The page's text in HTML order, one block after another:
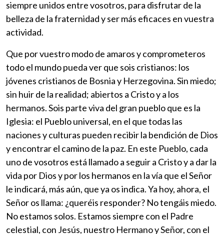
siempre unidos entre vosotros, para disfrutar de la
belleza de la fraternidad y ser más eficaces en vuestra
actividad.
Que por vuestro modo de amaros y comprometeros
todo el mundo pueda ver que sois cristianos: los
jóvenes cristianos de Bosnia y Herzegovina. Sin miedo;
sin huir de la realidad; abiertos a Cristo y a los
hermanos. Sois parte viva del gran pueblo que es la
Iglesia: el Pueblo universal, en el que todas las
naciones y culturas pueden recibir la bendición de Dios
y encontrar el camino de la paz. En este Pueblo, cada
uno de vosotros está llamado a seguir a Cristo y a dar la
vida por Dios y por los hermanos en la vía que el Señor
le indicará, más aún, que ya os indica. Ya hoy, ahora, el
Señor os llama: ¿queréis responder? No tengáis miedo.
No estamos solos. Estamos siempre con el Padre
celestial, con Jesús, nuestro Hermano y Señor, con el